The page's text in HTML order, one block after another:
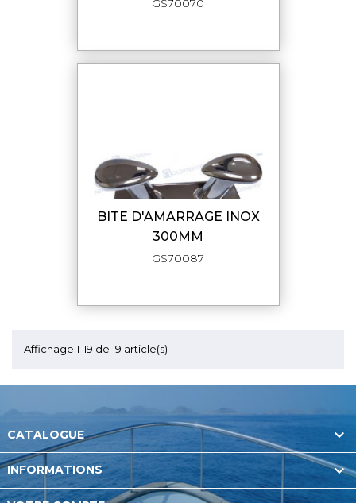
GS70070
BITE D'AMARRAGE INOX
300MM
GS70087
Affichage 1-19 de 19 article(s)
CATALOGUE 
INFORMATIONS 